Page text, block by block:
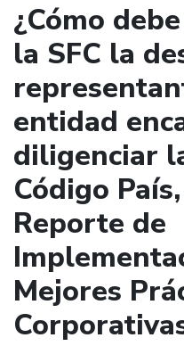
¿Cómo
la SFC la
entidad
diligenciar
Código
Reporte de
Mejores